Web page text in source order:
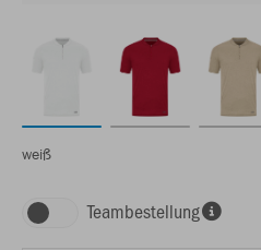
weiß
Teambestellung